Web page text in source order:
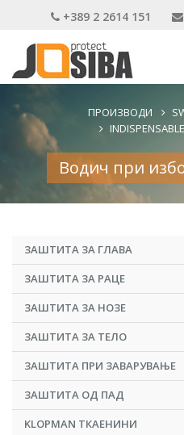
+389 2 2614 151
ПРОИЗВОДИ
Водич при
ЗАШТИТА ЗА ГЛАВА
ЗАШТИТА ЗА РАЦЕ
ЗАШТИТА ЗА НОЗЕ
ЗАШТИТА ЗА ТЕЛО
ЗАШТИТА ПРИ ЗАВАРУВАЊЕ
ЗАШТИТА ОД ПАД
KLOPMAN ТКАЕНИНИ